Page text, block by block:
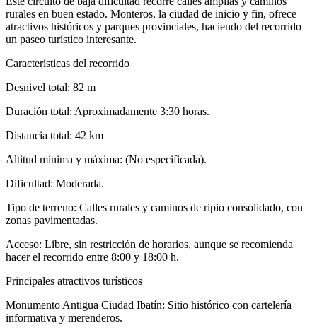
rurales en buen estado. Monteros, la ciudad de inicio y fin, ofrece
atractivos históricos y parques provinciales, haciendo del recorrido
un paseo turístico interesante.
Características del recorrido
Desnivel total: 82 m
Duración total: Aproximadamente 3:30 horas.
Distancia total: 42 km
Altitud mínima y máxima: (No especificada).
Dificultad: Moderada.
Tipo de terreno: Calles rurales y caminos de ripio consolidado, con
zonas pavimentadas.
Acceso: Libre, sin restricción de horarios, aunque se recomienda
hacer el recorrido entre 8:00 y 18:00 h.
Principales atractivos turísticos
Monumento Antigua Ciudad Ibatín: Sitio histórico con cartelería
informativa y merenderos.